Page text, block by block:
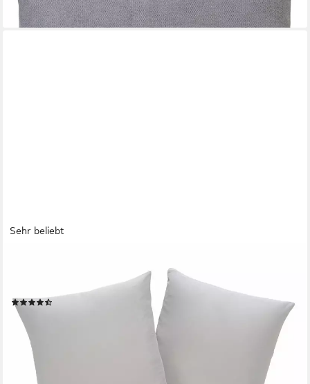
+5
Sehr beliebt
Dekokissen Parry Microfaser, 2-er Set, unifarben, Kissenhüllen
ohne Füllung, mit Reißverschluss
ab 7,99 €
-33%
lieferbar - in 1-2 Werktagen bei dir